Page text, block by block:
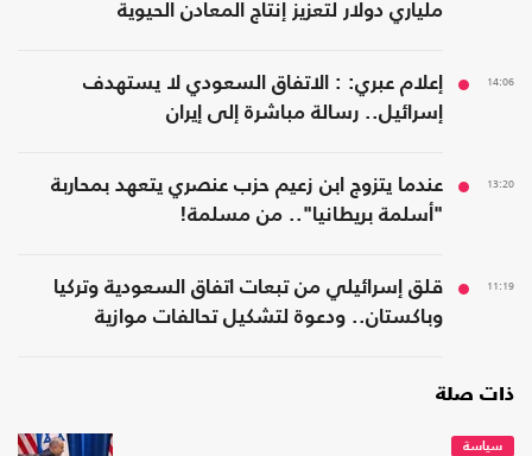
ملياري دولار لتعزيز إنتاج المعادن الحيوية
14:06
إعلام عبري: : الاتفاق السعودي لا يستهدف
إسرائيل.. رسالة مباشرة إلى إيران
13:20
عندما يتزوج ابن زعيم حزب عنصري يتعهد بمحاربة
"أسلمة بريطانيا".. من مسلمة!
11:19
قلق إسرائيلي من تبعات اتفاق السعودية وتركيا
وباكستان.. ودعوة لتشكيل تحالفات موازية
ذات صلة
سياسة